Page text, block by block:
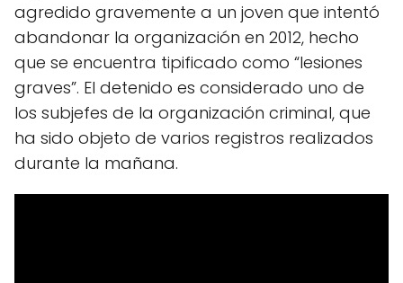
agredido gravemente a un joven que intentó
abandonar la organización en 2012, hecho
que se encuentra tipificado como “lesiones
graves”. El detenido es considerado uno de
los subjefes de la organización criminal, que
ha sido objeto de varios registros realizados
durante la mañana.